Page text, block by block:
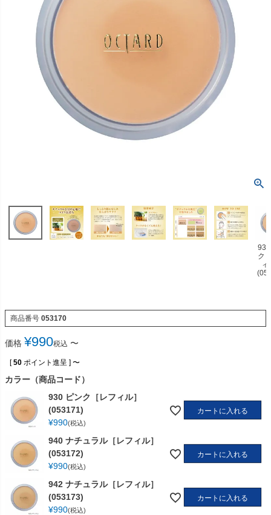
ク
ィ
商品番号 053170
価格 ¥990税込 〜
[ 50 ポイント進呈 ] 〜
カラー（商品コード）
930 ピンク［レフィル］
(053171)
¥990 税込
カートに入れる
940 ナチュラル［レフィル］
(053172)
¥990 税込
カートに入れる
942 ナチュラル［レフィル］
(053173)
¥990 税込
カートに入れる